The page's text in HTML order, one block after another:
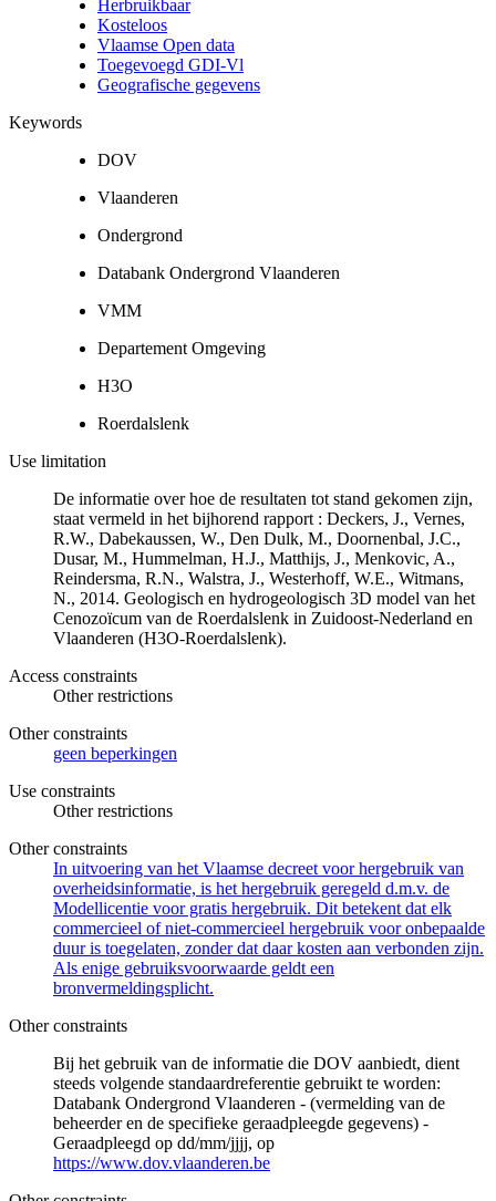
Herbruikbaar
Kosteloos
Vlaamse Open data
Toegevoegd GDI-Vl
Geografische gegevens
Keywords
DOV
Vlaanderen
Ondergrond
Databank Ondergrond Vlaanderen
VMM
Departement Omgeving
H3O
Roerdalslenk
Use limitation
De informatie over hoe de resultaten tot stand gekomen zijn,
staat vermeld in het bijhorend rapport : Deckers, J., Vernes,
R.W., Dabekaussen, W., Den Dulk, M., Doornenbal, J.C.,
Dusar, M., Hummelman, H.J., Matthijs, J., Menkovic, A.,
Reindersma, R.N., Walstra, J., Westerhoff, W.E., Witmans,
N., 2014. Geologisch en hydrogeologisch 3D model van het
Cenozoïcum van de Roerdalslenk in Zuidoost-Nederland en
Vlaanderen (H3O-Roerdalslenk).
Access constraints
Other restrictions
Other constraints
geen beperkingen
Use constraints
Other restrictions
Other constraints
In uitvoering van het Vlaamse decreet voor hergebruik van
overheidsinformatie, is het hergebruik geregeld d.m.v. de
Modellicentie voor gratis hergebruik. Dit betekent dat elk
commercieel of niet-commercieel hergebruik voor onbepaalde
duur is toegelaten, zonder dat daar kosten aan verbonden zijn.
Als enige gebruiksvoorwaarde geldt een
bronvermeldingsplicht.
Other constraints
Bij het gebruik van de informatie die DOV aanbiedt, dient
steeds volgende standaardreferentie gebruikt te worden:
Databank Ondergrond Vlaanderen - (vermelding van de
beheerder en de specifieke geraadpleegde gegevens) -
Geraadpleegd op dd/mm/jjjj, op
https://www.dov.vlaanderen.be